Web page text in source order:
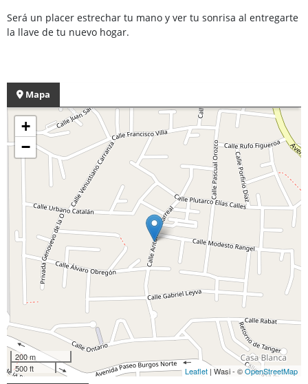
Será un placer estrechar tu mano y ver tu sonrisa al entregarte
la llave de tu nuevo hogar.
Mapa
+
−
200 m
500 ft
Leaflet | Wasi - ©OpenStreetMap